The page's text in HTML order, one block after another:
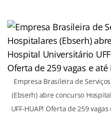
Empresa Brasileira de
(Ebserh) abre concurso
UFF-HUAP! Oferta de 259